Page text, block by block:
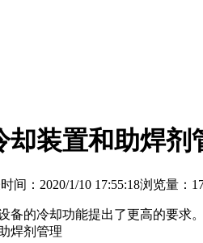
装置和助焊剂
间：2020/1/10 17:55:18浏览量：
备的冷却功能提出了更高的要求
焊剂管理